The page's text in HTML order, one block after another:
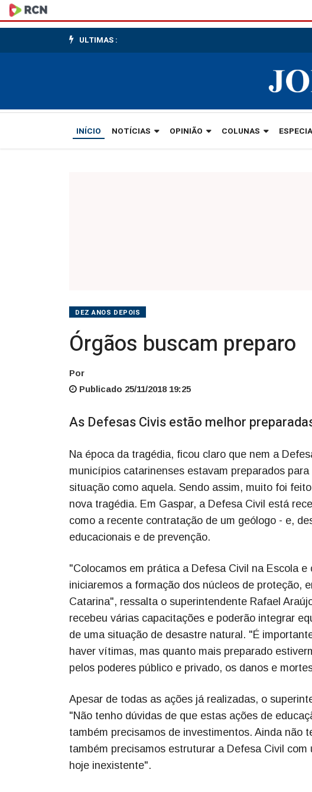
Órgãos
buscam
preparo
ULTIMAS :
INÍCIO NOTÍCIAS OPINIÃO COLUNAS
DEZ ANOS DEPOIS
Órgãos buscam preparo
Por
Publicado 25/11/2018 19:25
As Defesas Civis estão melhor
Na época da tragédia, ficou claro que nem a
municípios catarinenses estavam preparados
situação como aquela. Sendo assim, muito foi
nova tragédia. Em Gaspar, a Defesa Civil está
como a recente contratação de um geólogo - e,
educacionais e de prevenção.
"Colocamos em prática a Defesa Civil na Escola
iniciaremos a formação dos núcleos de proteção,
Catarina", ressalta o superintendente Rafael
recebeu várias capacitações e poderão integrar
de uma situação de desastre natural. "É
haver vítimas, mas quanto mais preparado
pelos poderes público e privado, os danos e
Apesar de todas as ações já realizadas, o
"Não tenho dúvidas de que estas ações de
também precisamos de investimentos. Ainda não
também precisamos estruturar a Defesa Civil
hoje inexistente".